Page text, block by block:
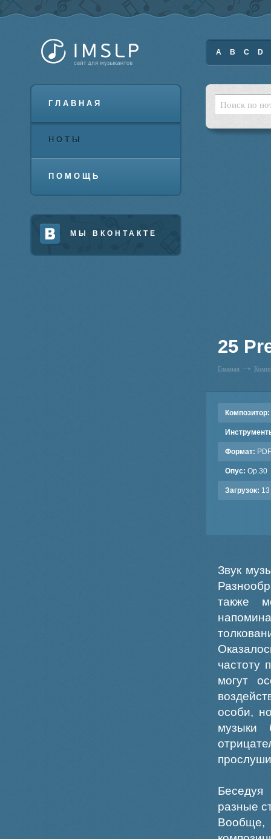
ГЛАВНАЯ
НОТЫ
ПОМОЩЬ
МЫ ВКОНТАКТЕ
A B C D
25
Главная
Композитор:
Формат: PDF
Опус: Op.30
Загрузок: 13
Звук
также
частоту
могут
особи,
музыки
разные
Вообще,